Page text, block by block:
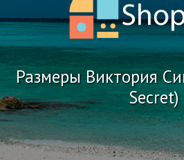
Размеры Виктория
Secret)